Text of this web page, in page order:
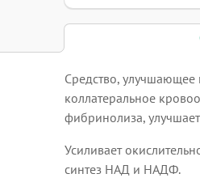
Средство, улучшающее
коллатеральное
фибринолиза,
Усиливает
синтез НАД и НАДФ.